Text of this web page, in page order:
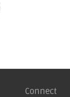
Connect